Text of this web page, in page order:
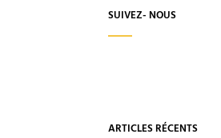
SUIVEZ- NOUS
ARTICLES RÉCENTS